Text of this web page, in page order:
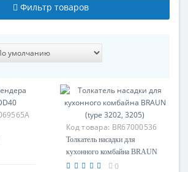
Фильтр товаров
Код товара: BR67000536
Толкатель насадки для
кухонного комбайна BRAUN
(type 3202, 3205)
0